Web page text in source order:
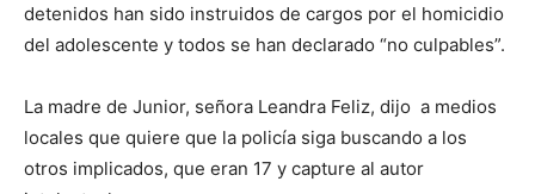
detenidos han sido instruidos de cargos por el homicidio
del adolescente y todos se han declarado “no culpables”.
La madre de Junior, señora Leandra Feliz, dijo a medios
locales que quiere que la policía siga buscando a los
otros implicados, que eran 17 y capture al autor